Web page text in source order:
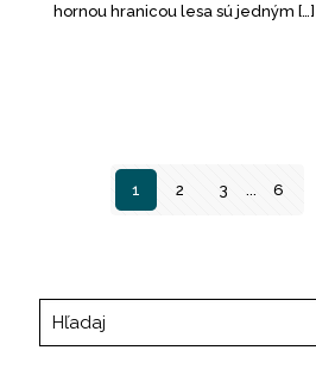
hornou hranicou lesa sú jedným […]
1 2 3 6